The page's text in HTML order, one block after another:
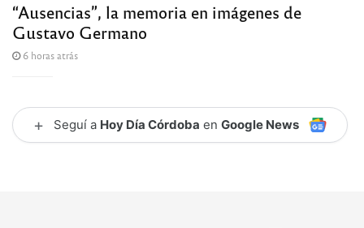
“Ausencias”, la memoria en imágenes de
Gustavo Germano
6 horas atrás
+ Seguí a Hoy Día Córdoba en Google News